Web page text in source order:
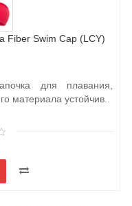
Fiber Swim Cap (LCY)
для плавания,
материала устойчив..